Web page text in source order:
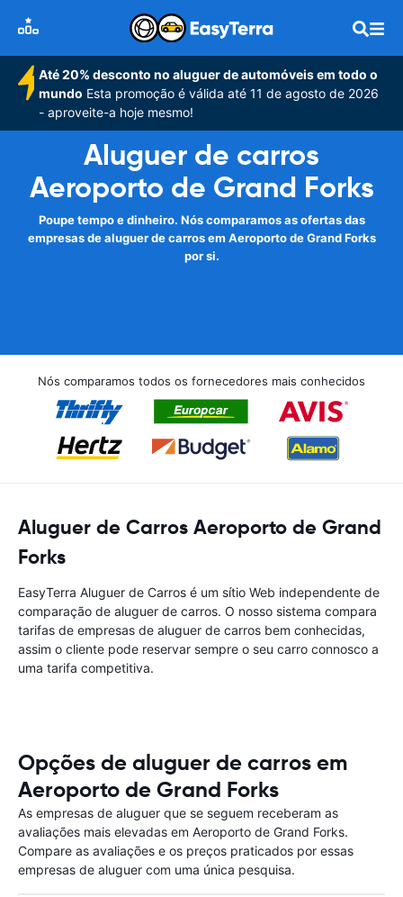
Até 20% desconto no aluguer de automóveis em todo o
mundo Esta promoção é válida até 11 de agosto de 2026
- aproveite-a hoje mesmo!
Aluguer de carros
Aeroporto de Grand Forks
Poupe tempo e dinheiro. Nós comparamos as ofertas das
empresas de aluguer de carros em Aeroporto de Grand Forks
por si.
Nós comparamos todos os fornecedores mais conhecidos
Aluguer de Carros Aeroporto de Grand
Forks
EasyTerra Aluguer de Carros é um sítio Web independente de
comparação de aluguer de carros. O nosso sistema compara
tarifas de empresas de aluguer de carros bem conhecidas,
assim o cliente pode reservar sempre o seu carro connosco a
uma tarifa competitiva.
Opções de aluguer de carros em
Aeroporto de Grand Forks
As empresas de aluguer que se seguem receberam as
avaliações mais elevadas em Aeroporto de Grand Forks.
Compare as avaliações e os preços praticados por essas
empresas de aluguer com uma única pesquisa.